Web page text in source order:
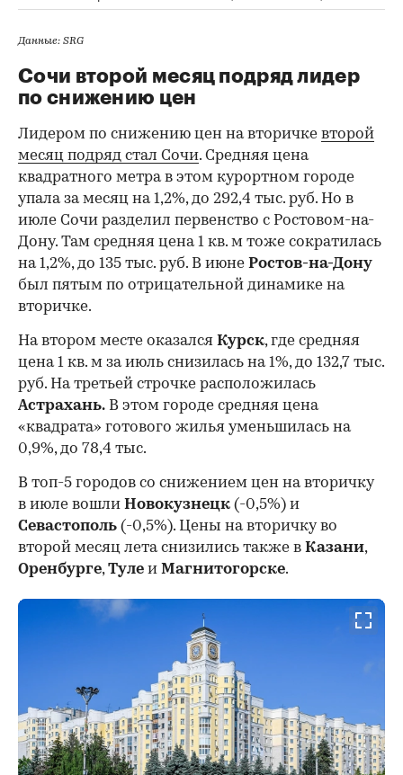
Данные: SRG
Сочи второй месяц подряд лидер
по снижению цен
Лидером по снижению цен на вторичке второй
месяц подряд стал Сочи. Средняя цена
квадратного метра в этом курортном городе
упала за месяц на 1,2%, до 292,4 тыс. руб. Но в
июле Сочи разделил первенство с Ростовом-на-
Дону. Там средняя цена 1 кв. м тоже сократилась
на 1,2%, до 135 тыс. руб. В июне Ростов-на-Дону
был пятым по отрицательной динамике на
вторичке.
На втором месте оказался Курск, где средняя
цена 1 кв. м за июль снизилась на 1%, до 132,7 тыс.
руб. На третьей строчке расположилась
Астрахань. В этом городе средняя цена
«квадрата» готового жилья уменьшилась на
0,9%, до 78,4 тыс.
В топ-5 городов со снижением цен на вторичку
в июле вошли Новокузнецк (-0,5%) и
Севастополь (-0,5%). Цены на вторичку во
второй месяц лета снизились также в Казани,
Оренбурге,Туле и Магнитогорске.